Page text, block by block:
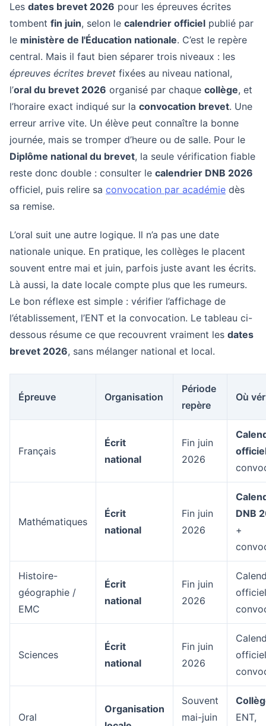
Les dates brevet 2026 pour les épreuves écrites
tombent fin juin, selon le calendrier officiel publié par
le ministère de l'Éducation nationale. C’est le repère
central. Mais il faut bien séparer trois niveaux : les
épreuves écrites brevet fixées au niveau national,
l’oral du brevet 2026 organisé par chaque collège, et
l’horaire exact indiqué sur la convocation brevet. Une
erreur arrive vite. Un élève peut connaître la bonne
journée, mais se tromper d’heure ou de salle. Pour le
Diplôme national du brevet, la seule vérification fiable
reste donc double : consulter le calendrier DNB 2026
officiel, puis relire sa convocation par académie dès
sa remise.
L’oral suit une autre logique. Il n’a pas une date
nationale unique. En pratique, les collèges le placent
souvent entre mai et juin, parfois juste avant les écrits.
Là aussi, la date locale compte plus que les rumeurs.
Le bon réflexe est simple : vérifier l’affichage de
l’établissement, l’ENT et la convocation. Le tableau ci-
dessous résume ce que recouvrent vraiment les dates
brevet 2026, sans mélanger national et local.
Épreuve Organisation
Période
repère
Où
Français
Écrit
national
Fin juin
2026
Mathématiques
Écrit
national
Fin juin
2026
DNB
+
Histoire-
géographie /
EMC
Écrit
national
Fin juin
2026
Sciences
Écrit
national
Fin juin
2026
Oral
Organisation
Souvent
mai-juin
ENT,